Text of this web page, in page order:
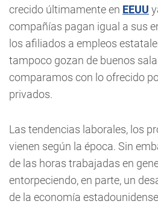
crecido últimamente en EEUU
compañías pagan igual a sus
los afiliados a empleos
tampoco gozan de buenos
comparamos con lo ofrecido
privados.
Las tendencias laborales, los
vienen según la época. Sin
de las horas trabajadas en
entorpeciendo, en parte, un
de la economía